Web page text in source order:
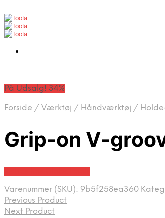
På Udsalg! 34%
Forside / Værktøj / Håndværktøj /
Grip-on V-
Varenummer (SKU): 9b5f258ea360
Previous Product
Next Product